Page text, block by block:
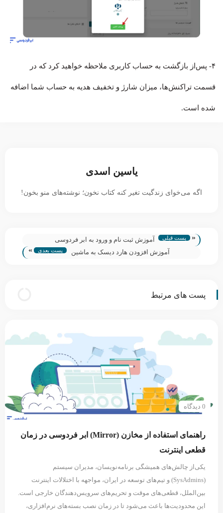
۴- پس‌از بازگشت به حساب کاربری ملاحظه خواهید کرد که در
قسمت تراکنش‌ها، میزان شارژ و تخفیف هدیه به حساب شما اضافه
شده است.
یاسین اسدی
اگه می‌خوای زندگیت تغیر کنه کتاب نخون؛ نوشته‌های منو بخون!
« پست قبلی
آموزش ثبت نام و ورود به ابر فردوسی
آموزش افزودن هارد دیسک به ماشین
پست بعدی »
پست های مرتبط
0 دیدگاه
راهنمای استفاده از مخازن (Mirror) ابر فردوسی در زمان
قطعی اینترنت
یکی‌از چالش‌های همیشگی برنامه‌نویسان، مدیران سیستم
(SysAdmins) و تیم‌های توسعه در ایران، مواجهه با اختلالات اینترنت
بین‌الملل، قطعی‌های موقت و تحریم‌های سرویس‌دهندگان خارجی است.
این محدودیت‌ها باعث می‌شود تا در زمان نصب بسته‌های نرم‌افزاری،